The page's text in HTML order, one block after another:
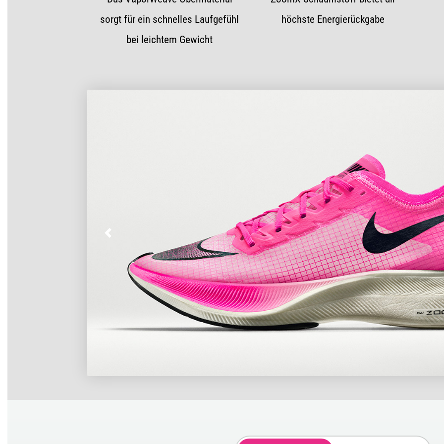
sorgt für ein schnelles Laufgefühl
bei leichtem Gewicht
höchste Energierückgabe
Damen
ZOOM
PEGASUS 36
ZOOMX
PEGASUS TURBO 2
FLY
Turbolader für den täglichen